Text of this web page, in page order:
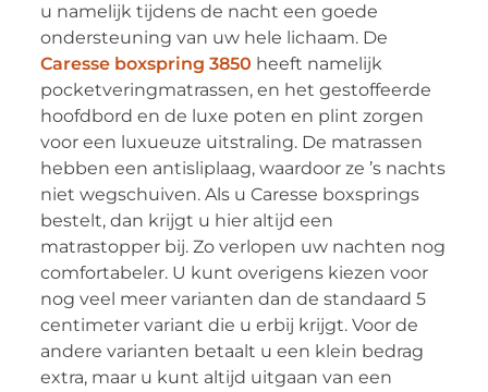
u namelijk tijdens de nacht een goede
ondersteuning van uw hele lichaam. De
Caresse boxspring 3850 heeft namelijk
pocketveringmatrassen, en het gestoffeerde
hoofdbord en de luxe poten en plint zorgen
voor een luxueuze uitstraling. De matrassen
hebben een antisliplaag, waardoor ze ’s nachts
niet wegschuiven. Als u Caresse boxsprings
bestelt, dan krijgt u hier altijd een
matrastopper bij. Zo verlopen uw nachten nog
comfortabeler. U kunt overigens kiezen voor
nog veel meer varianten dan de standaard 5
centimeter variant die u erbij krijgt. Voor de
andere varianten betaalt u een klein bedrag
extra, maar u kunt altijd uitgaan van een